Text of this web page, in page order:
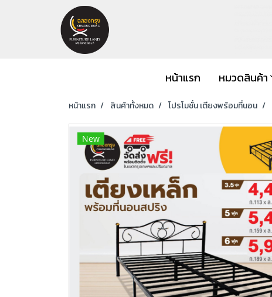
หน้าแรก หมวดสินค้า
หน้าแรก สินค้าทั้งหมด โปรโมชั่น เตียงพร้อมที่นอน
New